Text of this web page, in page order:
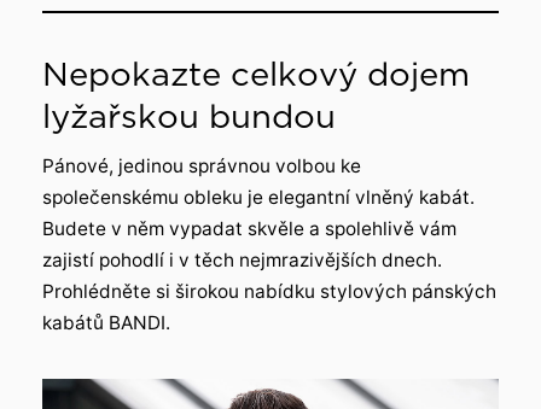
Nepokazte celkový dojem
lyžařskou bundou
Pánové, jedinou správnou volbou ke
společenskému obleku je elegantní vlněný kabát.
Budete v něm vypadat skvěle a spolehlivě vám
zajistí pohodlí i v těch nejmrazivějších dnech.
Prohlédněte si širokou nabídku stylových pánských
kabátů BANDI.